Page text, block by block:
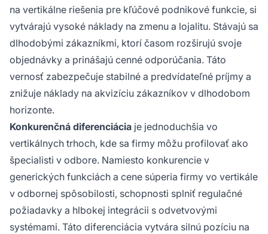
na vertikálne riešenia pre kľúčové podnikové funkcie, si
vytvárajú vysoké náklady na zmenu a lojalitu. Stávajú sa
dlhodobými zákazníkmi, ktorí časom rozširujú svoje
objednávky a prinášajú cenné odporúčania. Táto
vernosť zabezpečuje stabilné a predvídateľné príjmy a
znižuje náklady na akvizíciu zákazníkov v dlhodobom
horizonte.
Konkurenčná diferenciácia je jednoduchšia vo
vertikálnych trhoch, kde sa firmy môžu profilovať ako
špecialisti v odbore. Namiesto konkurencie v
generických funkciách a cene súperia firmy vo vertikále
v odbornej spôsobilosti, schopnosti splniť regulačné
požiadavky a hlbokej integrácii s odvetvovými
systémami. Táto diferenciácia vytvára silnú pozíciu na